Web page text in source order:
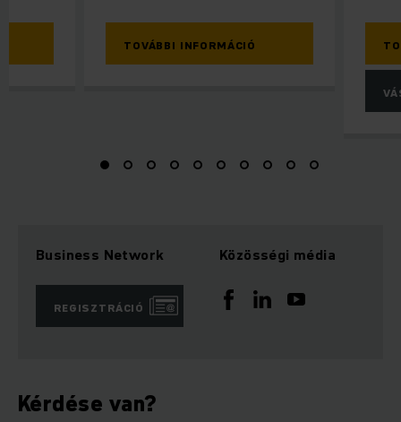
TOVÁBBI INFORMÁCIÓ
Business Network
REGISZTRÁCIÓ
Közösségi média
Kérdése van?